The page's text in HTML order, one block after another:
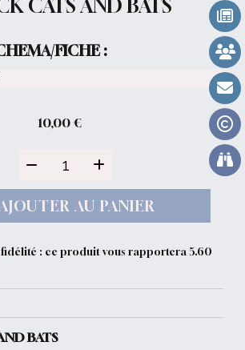
CATS AND BATS
FICHE :
10,00€
AJOUTER AU PANIER
: ce produit vous rapportera5.60
BATS